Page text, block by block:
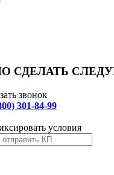
СДЕЛАТЬ
звонок
301-84-99
условия